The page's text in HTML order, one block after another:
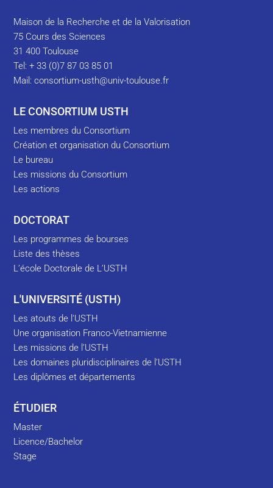
Maison de la Recherche et de la Valorisation
75 Cours des Sciences
31 400 Toulouse
Tel: + 33 (0)7 87 03 85 01
Mail:consortium-usth@univ-toulouse.fr
LE CONSORTIUM USTH
Les membres du Consortium
Création et organisation du Consortium
Le bureau
Les missions du Consortium
Les actions
DOCTORAT
Les programmes de bourses
Liste des thèses
L’école Doctorale de L’USTH
L'UNIVERSITÉ (USTH)
Les atouts de l'USTH
Une organisation Franco-Vietnamienne
Les missions de l’USTH
Les domaines pluridisciplinaires de l’USTH
Les diplômes et départements
ÉTUDIER
Master
Licence/Bachelor
Stage